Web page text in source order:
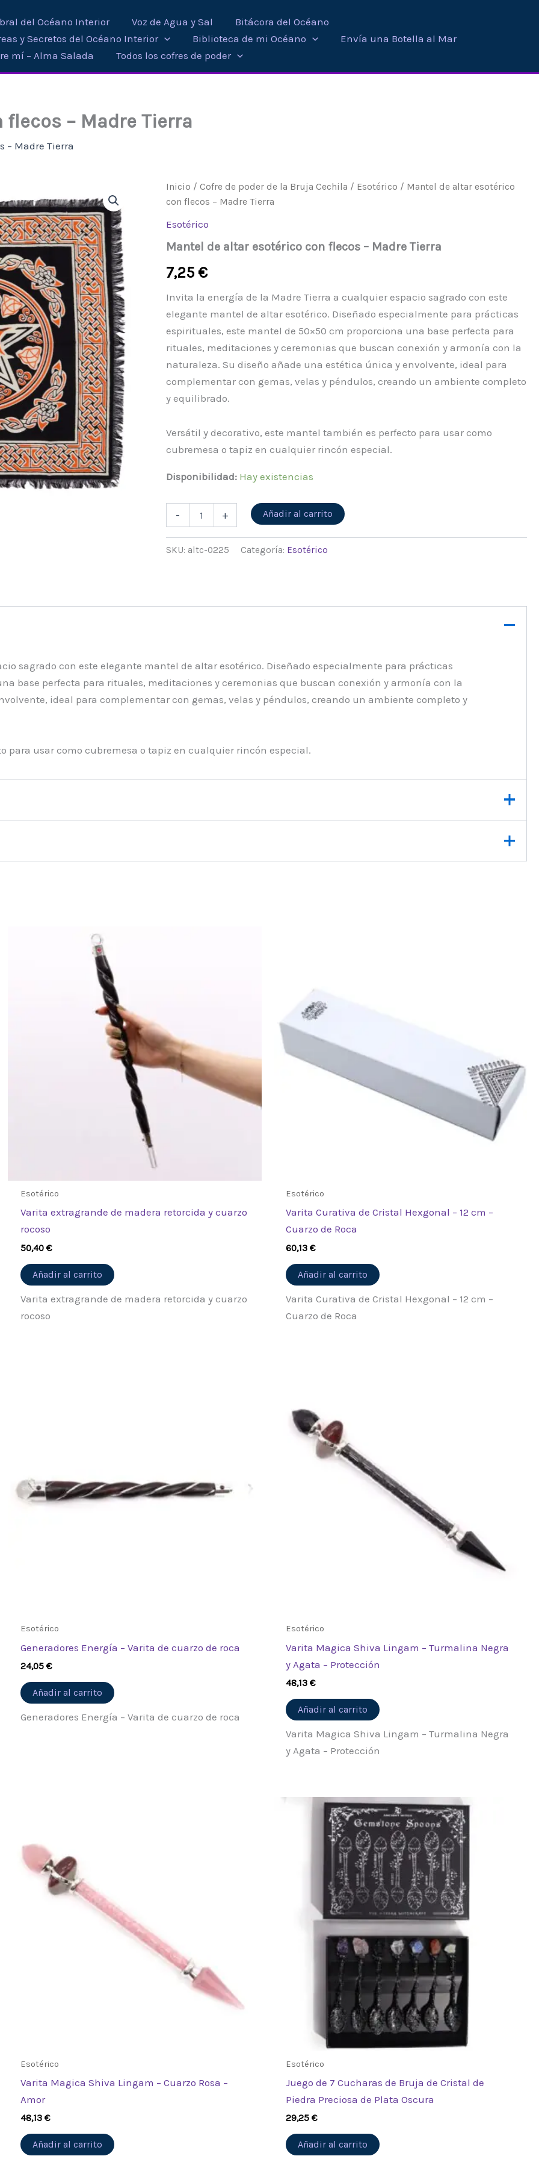
del Océano Interior Voz de Agua y Sal
Bitácora del Océano
y Secretos del Océano Interior
Biblioteca de mi Océano
Envía una Botella al Mar
mí – Alma Salada
Todos los cofres de poder
– Madre Tierra
– Madre Tierra
Inicio /Cofre de poder de la Bruja Cechila / Esotérico / Mantel de altar esotérico
con flecos – Madre Tierra
Esotérico
Mantel de altar esotérico con flecos – Madre Tierra
7,25€
Invita la energía de la Madre Tierra a cualquier espacio sagrado con este
elegante mantel de altar esotérico. Diseñado especialmente para prácticas
espirituales, este mantel de 50×50 cm proporciona una base perfecta para
rituales, meditaciones y ceremonias que buscan conexión y armonía con la
naturaleza. Su diseño añade una estética única y envolvente, ideal para
complementar con gemas, velas y péndulos, creando un ambiente completo
y equilibrado.
Versátil y decorativo, este mantel también es perfecto para usar como
cubremesa o tapiz en cualquier rincón especial.
Disponibilidad: Hay existencias
-
Mantel
esotérico
flecos
Madre
Tierra
cantidad
+ Añadir al carrito
SKU: altc-0225 Categoría: Esotérico
sagrado con este elegante mantel de altar esotérico. Diseñado especialmente para prácticas
base perfecta para rituales, meditaciones y ceremonias que buscan conexión y armonía con la
ideal para complementar con gemas, velas y péndulos, creando un ambiente completo y
para usar como cubremesa o tapiz en cualquier rincón especial.
esotérico con flecos – Madre Tierra”
Esotérico
Varita extragrande de madera retorcida y cuarzo
rocoso
50,40 €
Añadir al carrito
Varita extragrande de madera retorcida y cuarzo
rocoso
Esotérico
Varita Curativa de Cristal Hexgonal – 12 cm –
Cuarzo de Roca
60,13€
Añadir al carrito
Varita Curativa de Cristal Hexgonal – 12 cm –
Cuarzo de Roca
Esotérico
Generadores Energía – Varita de cuarzo de roca
24,05 €
Añadir al carrito
Generadores Energía – Varita de cuarzo de roca
Esotérico
Varita Magica Shiva Lingam – Turmalina Negra
y Agata – Protección
48,13€
Añadir al carrito
Varita Magica Shiva Lingam – Turmalina Negra
y Agata – Protección
Esotérico
Varita Magica Shiva Lingam – Cuarzo Rosa –
Amor
48,13 €
Añadir al carrito
Esotérico
Juego de 7 Cucharas de Bruja de Cristal de
Piedra Preciosa de Plata Oscura
29,25€
Añadir al carrito